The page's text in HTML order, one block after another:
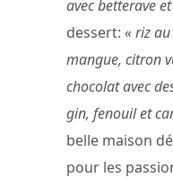
avec betterave
dessert: « riz
mangue, citron
chocolat avec
gin, fenouil et
belle maison
pour les